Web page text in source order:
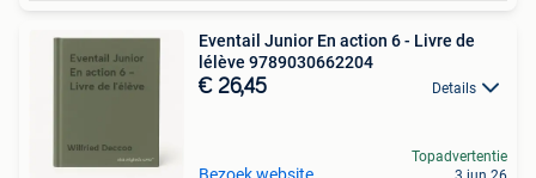
Eventail Junior En action 6 - Livre de
lélève 9789030662204
€ 26,45 Details
Topadvertentie